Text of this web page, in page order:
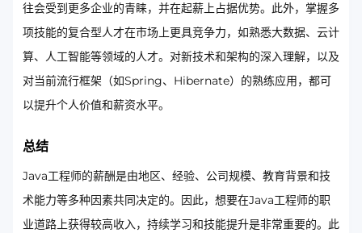
往会受到更多企业的青睐，并在起薪上占据优势。此外，掌握多
项技能的复合型人才在市场上更具竞争力，如熟悉大数据、云计
算、人工智能等领域的人才。对新技术和架构的深入理解，以及
对当前流行框架（如Spring、Hibernate）的熟练应用，都可
以提升个人价值和薪资水平。
总结
Java工程师的薪酬是由地区、经验、公司规模、教育背景和技
术能力等多种因素共同决定的。因此，想要在Java工程师的职
业道路上获得较高收入，持续学习和技能提升是非常重要的。此